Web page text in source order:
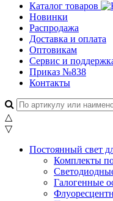
Каталог товаров
Новинки
Распродажа
Доставка и оплата
Оптовикам
Сервис и
Приказ №838
Контакты
△
▽
Постоянный свет
Комплекты
Галогенные